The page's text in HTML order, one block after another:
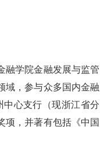
融学院金融发展与监管
域，参与众多国内金融
心支行（现浙江省分
项，并著有包括《中国